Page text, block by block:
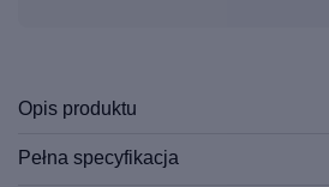
Opis produktu
Pełna specyfikacja